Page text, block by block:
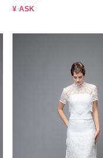
¥ ASK